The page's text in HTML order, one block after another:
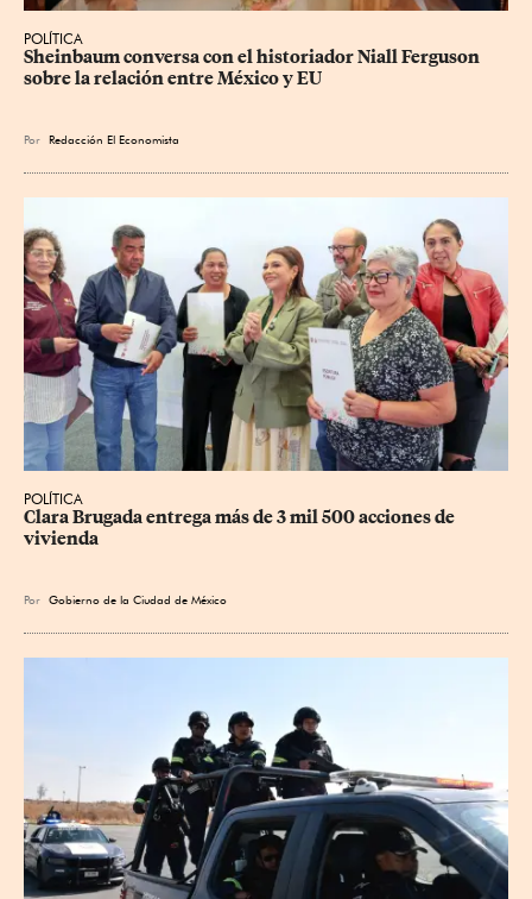
POLÍTICA
Sheinbaum conversa con el historiador Niall Ferguson
sobre la relación entre México y EU
Por Redacción El Economista
POLÍTICA
Clara Brugada entrega más de 3 mil 500 acciones de
vivienda
Por Gobierno de la Ciudad de México